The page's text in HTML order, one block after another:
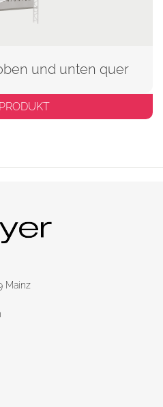
und unten quer
Mainz